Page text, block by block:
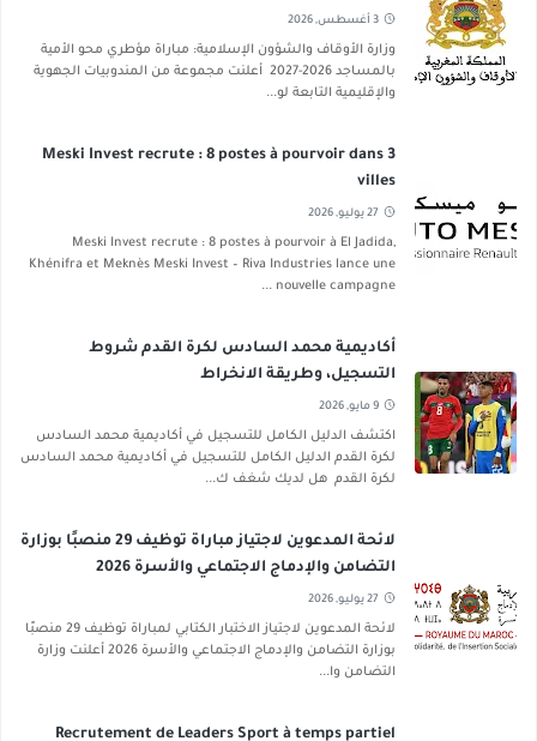
3 أغسطس, 2026
وزارة الأوقاف والشؤون الإسلامية: مباراة مؤطري محو الأمية
بالمساجد 2026-2027 أعلنت مجموعة من المندوبيات الجهوية
والإقليمية التابعة لو...
Meski Invest recrute : 8 postes à pourvoir dans 3
villes
27 يوليو, 2026
Meski Invest recrute : 8 postes à pourvoir à El Jadida,
Khénifra et Meknès Meski Invest – Riva Industries lance une
nouvelle campagne ...
أكاديمية محمد السادس لكرة القدم شروط
التسجيل، وطريقة الانخراط
9 مايو, 2026
اكتشف الدليل الكامل للتسجيل في أكاديمية محمد السادس
لكرة القدم الدليل الكامل للتسجيل في أكاديمية محمد السادس
لكرة القدم هل لديك شغف ك...
لائحة المدعوين لاجتياز مباراة توظيف 29 منصبًا بوزارة
التضامن والإدماج الاجتماعي والأسرة 2026
27 يوليو, 2026
لائحة المدعوين لاجتياز الاختبار الكتابي لمباراة توظيف 29 منصبًا
بوزارة التضامن والإدماج الاجتماعي والأسرة 2026 أعلنت وزارة
التضامن وا...
Recrutement de Leaders Sport à temps partiel